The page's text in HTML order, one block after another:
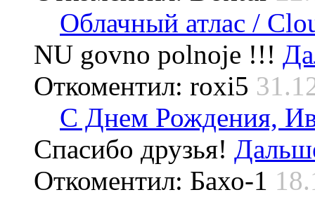
Облачный атлас /
NU govno polnoje !!!
Откоментил: roxi5
С Днем Рождения,
Спасибо друзья!
Откоментил: Бахо-1